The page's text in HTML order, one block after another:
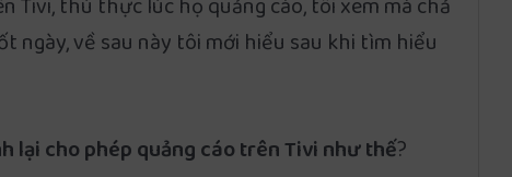
thú thực lúc họ quảng cáo, tôi xem mà chả
ngày, về sau này tôi mới hiểu sau khi tìm hiểu
lại cho phép quảng cáo trên Tivi như thế?